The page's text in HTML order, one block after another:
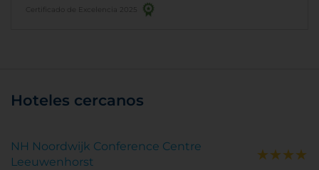
Certificado de Excelencia 2025
Hoteles cercanos
NH Noordwijk Conference Centre
Leeuwenhorst